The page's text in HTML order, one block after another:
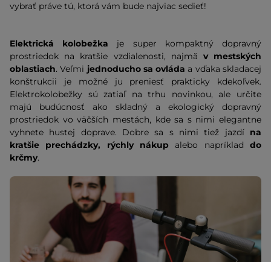
vybrať práve tú, ktorá vám bude najviac sedieť!
Elektrická kolobežka je super kompaktný dopravný
prostriedok na kratšie vzdialenosti, najmä v mestských
oblastiach. Veľmi jednoducho sa ovláda a vďaka skladacej
konštrukcii je možné ju preniesť prakticky kdekoľvek.
Elektrokolobežky sú zatiaľ na trhu novinkou, ale určite
majú budúcnosť ako skladný a ekologický dopravný
prostriedok vo väčších mestách, kde sa s nimi elegantne
vyhnete hustej doprave. Dobre sa s nimi tiež jazdí na
kratšie prechádzky, rýchly nákup alebo napríklad do
krčmy.